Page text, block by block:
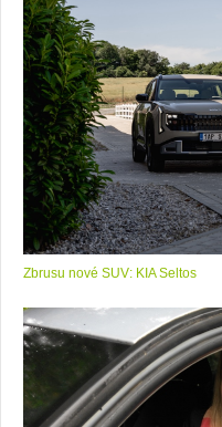
Zbrusu nové SUV: KIA Seltos